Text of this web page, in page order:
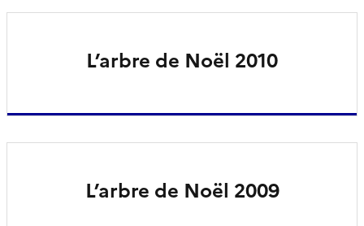
L’arbre de Noël 2010
L’arbre de Noël 2009